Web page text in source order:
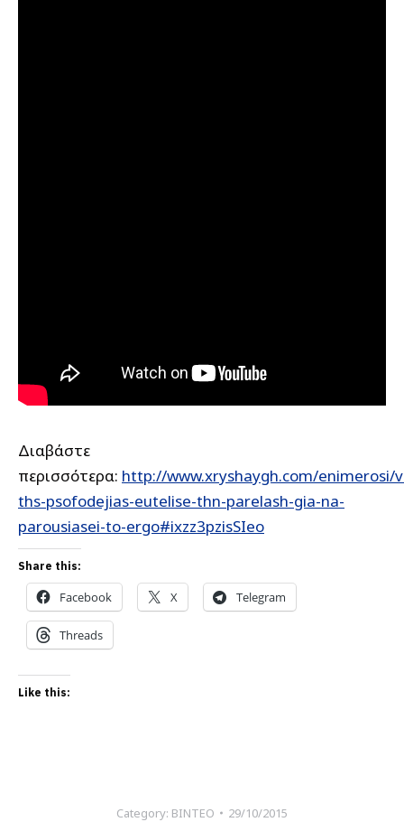
Διαβάστε
περισσότερα: http://www.xryshaygh.com/enimerosi/
ths-psofodejias-eutelise-thn-parelash-gia-na-
parousiasei-to-ergo#ixzz3pzisSIeo
Share this:
Facebook X Telegram
Threads
Like this:
Category: ΒΙΝΤΕΟ 29/10/2015